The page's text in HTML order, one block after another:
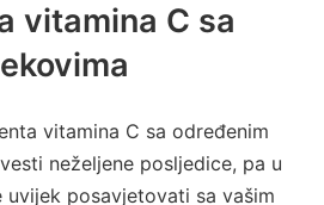
vitamina C sa
vitamina C sa određenim
neželjene posljedice, pa u
posavjetovati sa vašim